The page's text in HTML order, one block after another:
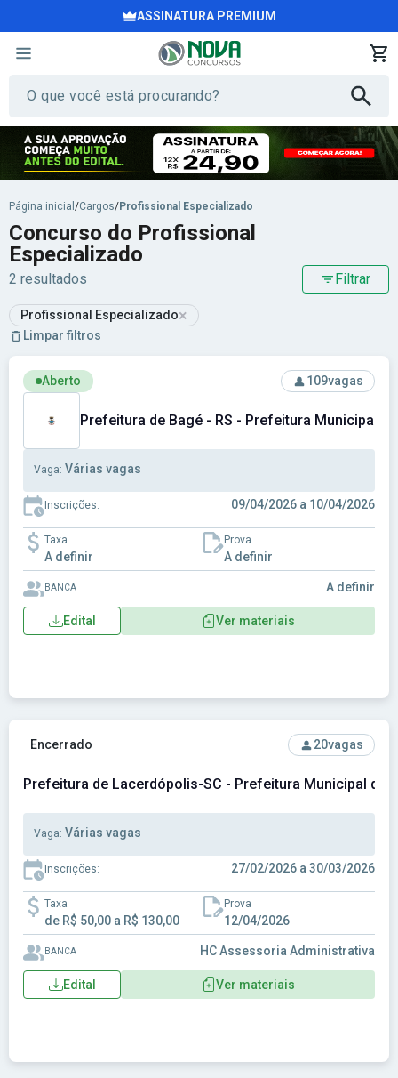
ASSINATURA PREMIUM
Página inicial /Cargos/Profissional Especializado
Concurso do Profissional
Especializado
2 resultados Filtrar
Profissional Especializado×
Limpar filtros
Ver concurso: Prefeitura de Bagé - RS - Prefeitura
Aberto 109vagas
Prefeitura de Bagé - RS - Prefeitura Municipal
Vaga: Várias vagas
Inscrições: 09/04/2026 a 10/04/2026
Taxa
A definir
Prova
A definir
BANCA A definir
Edital Ver materiais
Ver concurso: Prefeitura de Lacerdópolis-SC - Prefeitura
Encerrado 20vagas
Prefeitura de Lacerdópolis-SC - Prefeitura Municipal de
Vaga: Várias vagas
Inscrições: 27/02/2026 a 30/03/2026
Taxa
de R$ 50,00 a R$ 130,00
Prova
12/04/2026
BANCA HC Assessoria Administrativa
Edital Ver materiais